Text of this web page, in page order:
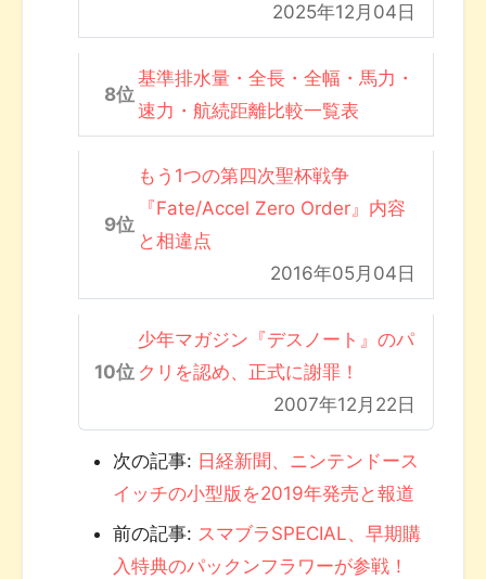
2025年12月04日
基準排水量・全長・全幅・馬力・
速力・航続距離比較一覧表
もう1つの第四次聖杯戦争
『Fate/Accel Zero Order』内容
と相違点
2016年05月04日
少年マガジン『デスノート』のパ
クリを認め、正式に謝罪！
2007年12月22日
次の記事: 日経新聞、ニンテンドース
イッチの小型版を2019年発売と報道
前の記事: スマブラSPECIAL、早期購
入特典のパックンフラワーが参戦！